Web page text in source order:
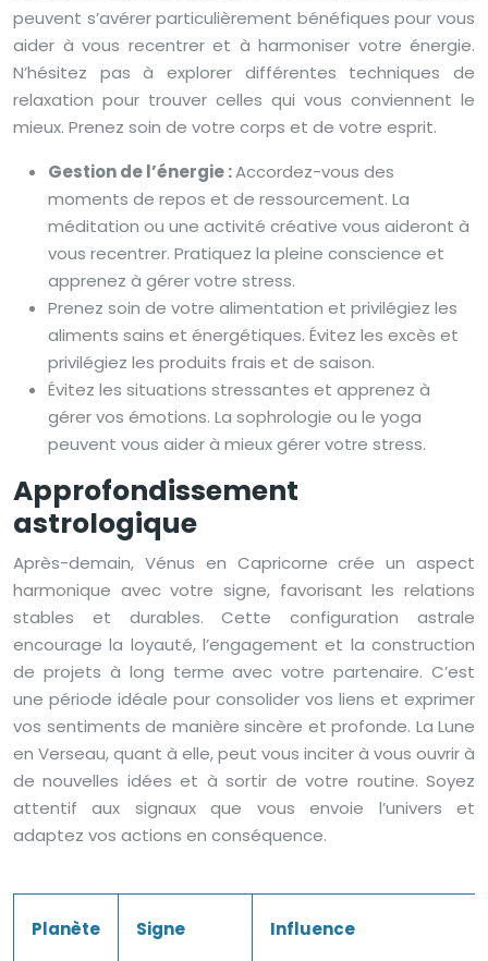
peuvent s’avérer particulièrement bénéfiques pour vous
aider à vous recentrer et à harmoniser votre énergie.
N’hésitez pas à explorer différentes techniques de
relaxation pour trouver celles qui vous conviennent le
mieux. Prenez soin de votre corps et de votre esprit.
Gestion de l’énergie :Accordez-vous des
moments de repos et de ressourcement. La
méditation ou une activité créative vous aideront à
vous recentrer. Pratiquez la pleine conscience et
apprenez à gérer votre stress.
Prenez soin de votre alimentation et privilégiez les
aliments sains et énergétiques. Évitez les excès et
privilégiez les produits frais et de saison.
Évitez les situations stressantes et apprenez à
gérer vos émotions. La sophrologie ou le yoga
peuvent vous aider à mieux gérer votre stress.
Approfondissement
astrologique
Après-demain, Vénus en Capricorne crée un aspect
harmonique avec votre signe, favorisant les relations
stables et durables. Cette configuration astrale
encourage la loyauté, l’engagement et la construction
de projets à long terme avec votre partenaire. C’est
une période idéale pour consolider vos liens et exprimer
vos sentiments de manière sincère et profonde. La Lune
en Verseau, quant à elle, peut vous inciter à vous ouvrir à
de nouvelles idées et à sortir de votre routine. Soyez
attentif aux signaux que vous envoie l’univers et
adaptez vos actions en conséquence.
Planète Signe Influence